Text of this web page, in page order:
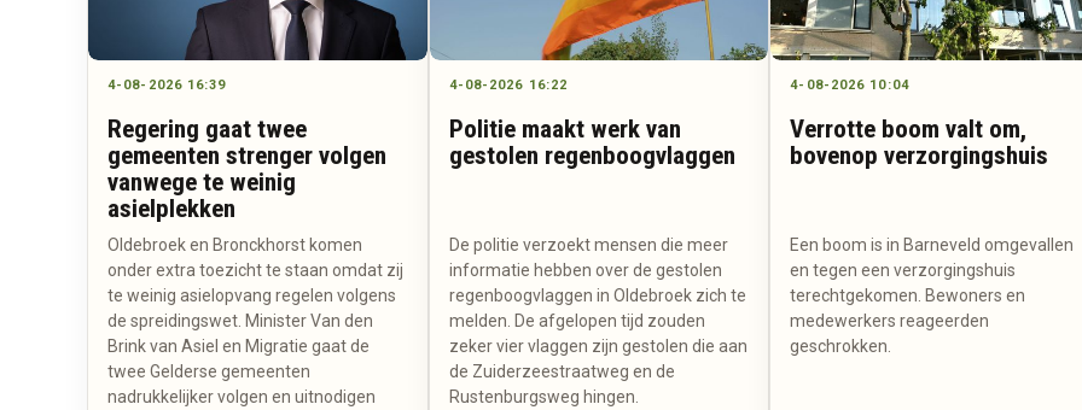
4-08-2026 16:39
Regering gaat twee
gemeenten strenger volgen
vanwege te weinig
asielplekken
Oldebroek en Bronckhorst komen
onder extra toezicht te staan omdat zij
te weinig asielopvang regelen volgens
de spreidingswet. Minister Van den
Brink van Asiel en Migratie gaat de
twee Gelderse gemeenten
nadrukkelijker volgen en uitnodigen
4-08-2026 16:22
Politie maakt werk van
gestolen regenboogvlaggen
De politie verzoekt mensen die meer
informatie hebben over de gestolen
regenboogvlaggen in Oldebroek zich te
melden. De afgelopen tijd zouden
zeker vier vlaggen zijn gestolen die aan
de Zuiderzeestraatweg en de
Rustenburgsweg hingen.
4-08-2026 10:04
Verrotte boom valt om,
bovenop verzorgingshuis
Een boom is in Barneveld omgevallen
en tegen een verzorgingshuis
terechtgekomen. Bewoners en
medewerkers reageerden
geschrokken.